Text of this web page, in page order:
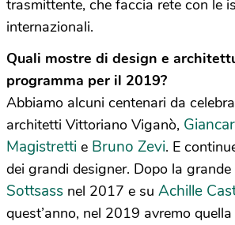
trasmittente, che faccia rete con le
internazionali.
Quali mostre di design e
programma per il 2019?
Abbiamo alcuni centenari da
architetti Vittoriano Viganò,
Magistretti e Bruno Zevi. E
dei grandi designer. Dopo la
Sottsass nel 2017 e su Achille
quest’anno, nel 2019 avremo quella